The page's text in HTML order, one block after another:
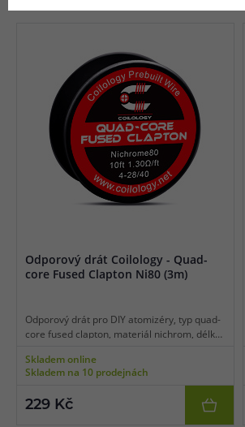
Odporový drát Coilology - Quad-
core Fused Clapton Ni80 (3m)
Odporový drát pro DIY atomizéry, typ quad-
core fused clapton, materiál nichrom, délka
0,08mm, balení 3 m.
Skladem online
Skladem na 10 prodejnách
229 Kč